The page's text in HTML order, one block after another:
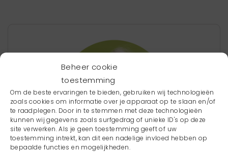
Beheer cookie
toestemming
Om de beste ervaringen te bieden, gebruiken wij technologieën
zoals cookies om informatie over je apparaat op te slaan en/of
te raadplegen. Door in te stemmen met deze technologieën
kunnen wij gegevens zoals surfgedrag of unieke ID's op deze
site verwerken. Als je geen toestemming geeft of uw
toestemming intrekt, kan dit een nadelige invloed hebben op
bepaalde functies en mogelijkheden.